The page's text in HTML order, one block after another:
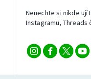
Nenechte si nikde
Instagramu, Threads